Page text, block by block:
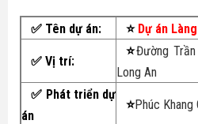
Căn hộ - nhà phố
Tổng hợp dự án
Biểu mẫu luật
Tin tức nhà đất
Thủ thuật
Ủng hộ
✅ Tên dự án: ⭐ Dự án
✅ Vị trí:
⭐Đường
Long An
✅ Phát triển dự
án
⭐Phúc Khang